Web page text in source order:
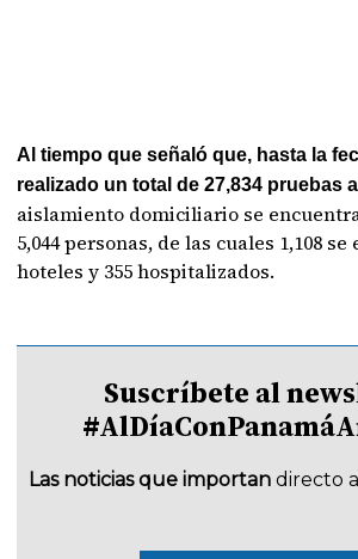
Al tiempo que señaló que, hasta la
realizado un total de 27,834 pruebas
aislamiento domiciliario se
5,044 personas, de las cuales 1,108
hoteles y 355 hospitalizados.
Suscríbete al
Las noticias que importan directo